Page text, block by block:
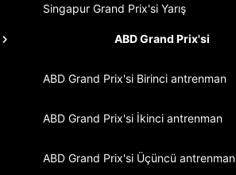
Singapur Grand Prix'si Yarış
ABD Grand Prix'si
ABD Grand Prix'si Birinci antrenman
ABD Grand Prix'si İkinci antrenman
ABD Grand Prix'si Üçüncü antrenman